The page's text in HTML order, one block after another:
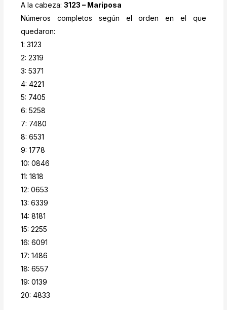
A la cabeza:3123 – Mariposa
Números completos según el orden en el que
quedaron:
1: 3123
2: 2319
3: 5371
4: 4221
5: 7405
6: 5258
7: 7480
8: 6531
9: 1778
10: 0846
11: 1818
12: 0653
13: 6339
14: 8181
15: 2255
16: 6091
17: 1486
18: 6557
19: 0139
20: 4833